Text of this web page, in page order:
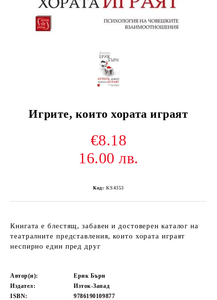
Игрите, които хората играят
€8.18
16.00 лв.
Код: KS4353
Книгата е блестящ, забавен и достоверен каталог на
театралните представления, които хората играят
неспирно един пред друг
Автор(и):
Ерик Бърн
Издател:
Изток-Запад
ISBN:
9786190109877